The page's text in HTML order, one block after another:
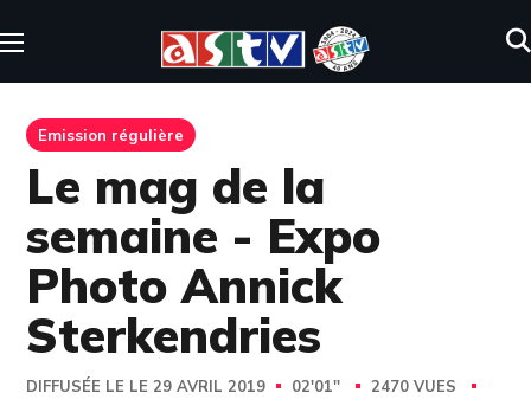
Emission régulière
Le mag de la
semaine - Expo
Photo Annick
Sterkendries
DIFFUSÉE LE LE 29 AVRIL 2019 02'01''
2470 VUES